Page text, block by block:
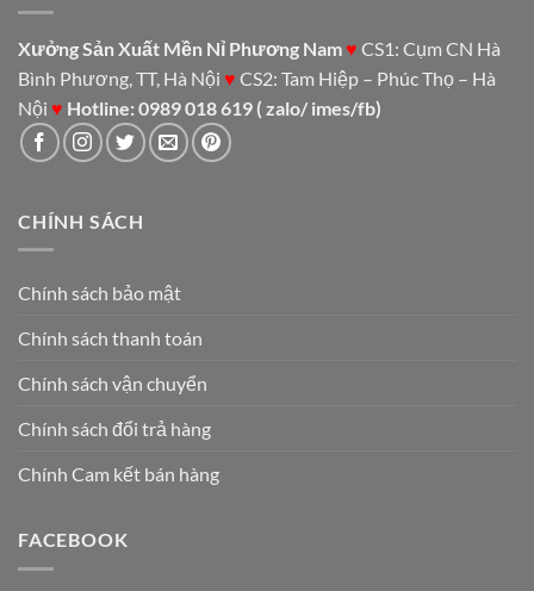
Xưởng Sản Xuất Mền Nỉ Phương Nam ♥ CS1: Cụm CN Hà
Bình Phương, TT, Hà Nội ♥ CS2: Tam Hiệp – Phúc Thọ – Hà
Nội ♥ Hotline: 0989 018 619 ( zalo/ imes/fb)
CHÍNH SÁCH
Chính sách bảo mật
Chính sách thanh toán
Chính sách vận chuyển
Chính sách đổi trả hàng
Chính Cam kết bán hàng
FACEBOOK